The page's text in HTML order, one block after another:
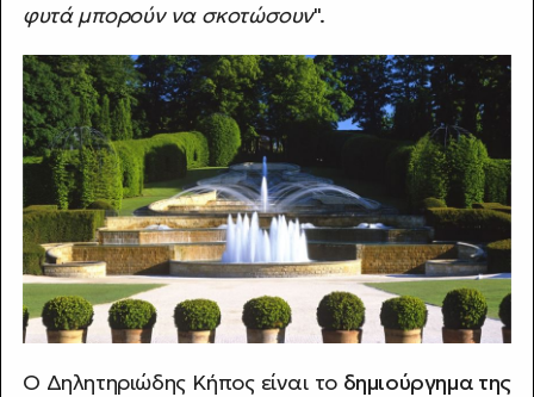
φυτά μπορούν να σκοτώσουν".
Ο Δηλητηριώδης Κήπος είναι το δημιούργημα της